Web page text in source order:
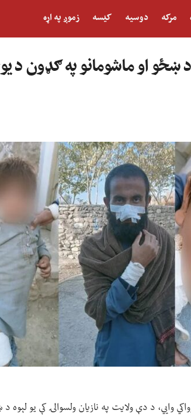
مرکه دوسیه کیسه زموږ په اړه
د ښځو او ماشومانو په ګډون د
وايي، د دې ولایت په نازیان ولسوالۍ کې یو